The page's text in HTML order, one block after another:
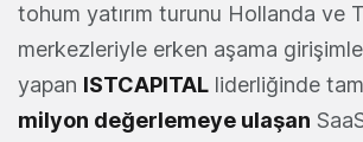
tohum yatırım turunu Hollanda ve
merkezleriyle erken aşama
yapan ISTCAPITAL liderliğinde
milyon değerlemeye ulaşan